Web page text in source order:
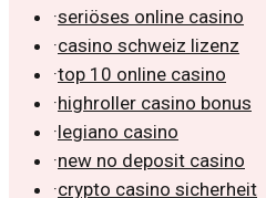
·seriöses online casino
·casino schweiz lizenz
·top 10 online casino
·highroller casino bonus
·legiano casino
·new no deposit casino
·crypto casino sicherheit